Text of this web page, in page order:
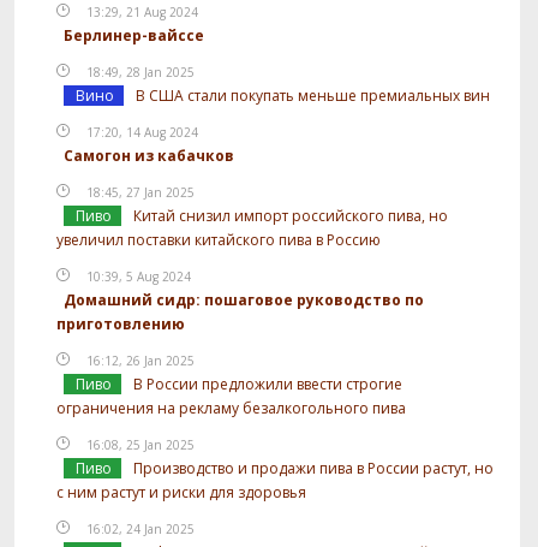
13:29, 21 Aug 2024
Берлинер-вайссе
18:49, 28 Jan 2025
Вино В США стали покупать меньше премиальных вин
17:20, 14 Aug 2024
Самогон из кабачков
18:45, 27 Jan 2025
Пиво
Китай снизил импорт российского пива, но
увеличил поставки китайского пива в Россию
10:39, 5 Aug 2024
Домашний сидр: пошаговое руководство по
приготовлению
16:12, 26 Jan 2025
Пиво
В России предложили ввести строгие
ограничения на рекламу безалкогольного пива
16:08, 25 Jan 2025
Пиво
Производство и продажи пива в России растут, но
с ним растут и риски для здоровья
16:02, 24 Jan 2025